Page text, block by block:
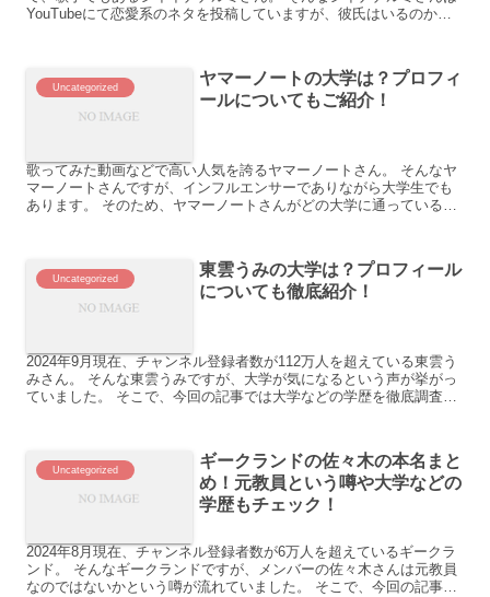
YouTubeにて恋愛系のネタを投稿していますが、彼氏はいるのか気
Uncategorized
ヤマーノートの大学は？プロフィ
ールについてもご紹介！
歌ってみた動画などで高い人気を誇るヤマーノートさん。 そんなヤ
マーノートさんですが、インフルエンサーでありながら大学生でも
あります。 そのため、ヤマーノートさんがどの大学に通っているか
Uncategorized
東雲うみの大学は？プロフィール
についても徹底紹介！
2024年9月現在、チャンネル登録者数が112万人を超えている東雲う
みさん。 そんな東雲うみですが、大学が気になるという声が挙がっ
ていました。 そこで、今回の記事では大学などの学歴を徹底調査す
Uncategorized
ギークランドの佐々木の本名まと
め！元教員という噂や大学などの
学歴もチェック！
2024年8月現在、チャンネル登録者数が6万人を超えているギークラ
ンド。 そんなギークランドですが、メンバーの佐々木さんは元教員
なのではないかという噂が流れていました。 そこで、今回の記事で